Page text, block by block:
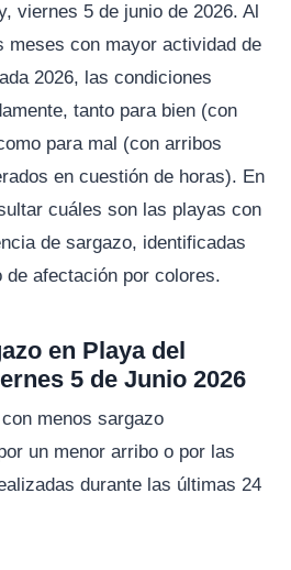
viernes 5 de junio de 2026. Al
meses con mayor actividad de
2026, las condiciones
tanto para bien (con
para mal (con arribos
en cuestión de horas). En
cuáles son las playas con
de sargazo, identificadas
de afectación por colores.
en Playa del
5 de Junio 2026
menos sargazo
un menor arribo o por las
durante las últimas 24